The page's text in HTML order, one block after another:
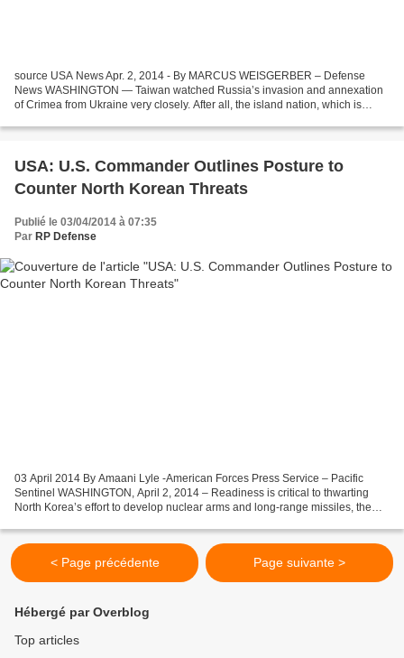
source USA News Apr. 2, 2014 - By MARCUS WEISGERBER – Defense
News WASHINGTON — Taiwan watched Russia’s invasion and annexation
of Crimea from Ukraine very closely. After all, the island nation, which is
USA: U.S. Commander Outlines Posture to
Counter North Korean Threats
Publié le 03/04/2014 à 07:35
Par RP Defense
03 April 2014 By Amaani Lyle -American Forces Press Service – Pacific
Sentinel WASHINGTON, April 2, 2014 – Readiness is critical to thwarting
North Korea’s effort to develop nuclear arms and long-range missiles, the
< Page précédente Page suivante >
Hébergé par Overblog
Top articles